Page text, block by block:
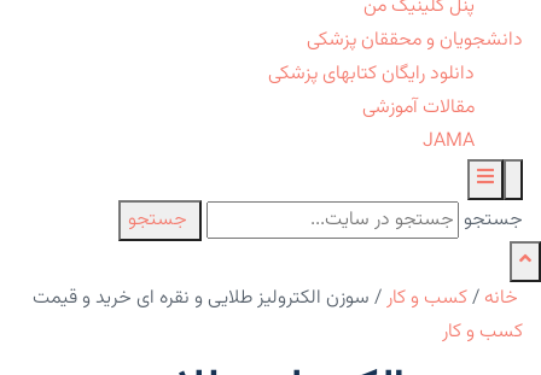
پنل کلینیک من
دانشجویان و محققان پزشکی
دانلود رایگان کتابهای پزشکی
مقالات آموزشی
JAMA
جستجو جستجو
خانه /کسب و کار/ سوزن الکترولیز طلایی و نقره ای خرید و قیمت
کسب و کار